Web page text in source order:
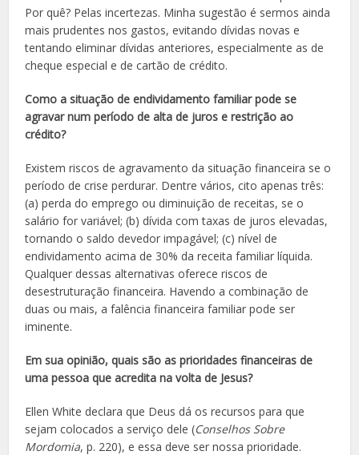
Por quê? Pelas incertezas. Minha sugestão é sermos ainda
mais prudentes nos gastos, evitando dívidas novas e
tentando eliminar dívidas anteriores, especialmente as de
cheque especial e de cartão de crédito.
Como a situação de endividamento familiar pode se
agravar num período de alta de juros e restrição ao
crédito?
Existem riscos de agravamento da situação financeira se o
período de crise perdurar. Dentre vários, cito apenas três:
(a) perda do emprego ou diminuição de receitas, se o
salário for variável; (b) dívida com taxas de juros elevadas,
tornando o saldo devedor impagável; (c) nível de
endividamento acima de 30% da receita familiar líquida.
Qualquer dessas alternativas oferece riscos de
desestruturação financeira. Havendo a combinação de
duas ou mais, a falência financeira familiar pode ser
iminente.
Em sua opinião, quais são as prioridades financeiras de
uma pessoa que acredita na volta de Jesus?
Ellen White declara que Deus dá os recursos para que
sejam colocados a serviço dele (Conselhos Sobre
Mordomia, p. 220), e essa deve ser nossa prioridade.